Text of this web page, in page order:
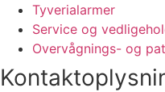
Tyverialarmer
Service og
Overvågnings- og